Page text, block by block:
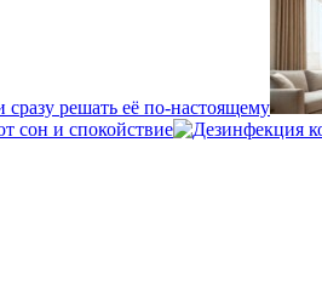
решать её по-настоящему
сон и спокойствие